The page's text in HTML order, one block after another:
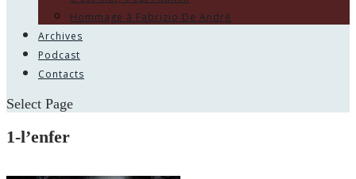
Hommage à Fabrizio De André
Archives
Podcast
Contacts
Select Page
1-l’enfer